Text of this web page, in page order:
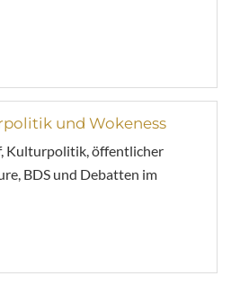
und Wokeness
Kulturpolitik, öffentlicher
BDS und Debatten im